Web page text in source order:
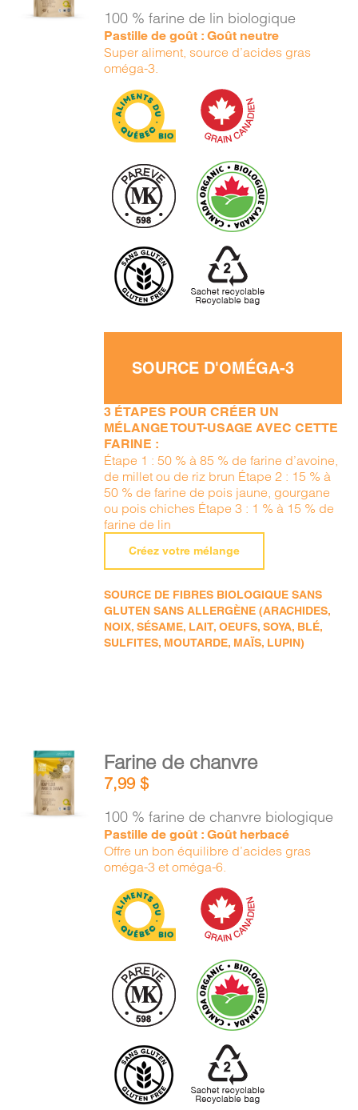
/
100 % farine de lin biologique
Pastille de goût : Goût neutre
Super aliment, source d’acides gras
oméga-3.
SOURCE D'OMÉGA-3
3 ÉTAPES POUR CRÉER UN
MÉLANGE TOUT-USAGE AVEC CETTE
FARINE :
Étape 1 : 50 % à 85 % de farine d’avoine,
de millet ou de riz brun Étape 2 : 15 % à
50 % de farine de pois jaune, gourgane
ou pois chiches Étape 3 : 1 % à 15 % de
farine de lin
Créez votre mélange
SOURCE DE FIBRES BIOLOGIQUE SANS
GLUTEN SANS ALLERGÈNE (ARACHIDES,
NOIX, SÉSAME, LAIT, OEUFS, SOYA, BLÉ,
SULFITES, MOUTARDE, MAÏS, LUPIN)
AJOUTER
AU
PANIER
/
Farine de chanvre
7,99$
100 % farine de chanvre biologique
Pastille de goût : Goût herbacé
Offre un bon équilibre d’acides gras
oméga-3 et oméga-6.